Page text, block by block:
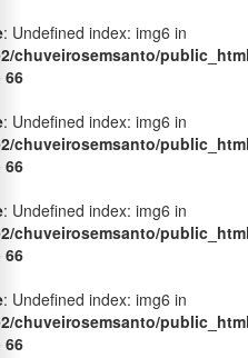
: Undefined index: img6 in
chuveirosemsanto/
66
: Undefined index: img6 in
chuveirosemsanto/
66
: Undefined index: img6 in
chuveirosemsanto/
66
: Undefined index: img6 in
chuveirosemsanto/
66